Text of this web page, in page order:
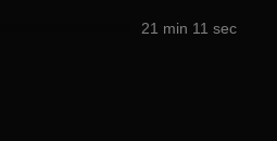
21 min 11 sec